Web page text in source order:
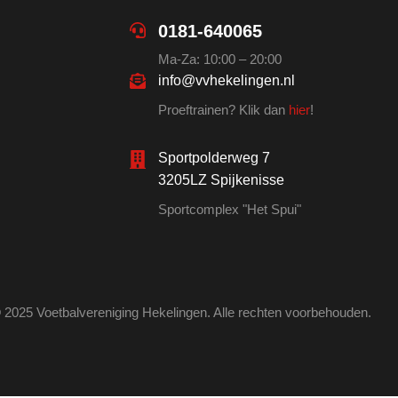
0181-640065
Ma-Za: 10:00 – 20:00
info@vvhekelingen.nl
Proeftrainen? Klik dan hier!
Sportpolderweg 7
3205LZ Spijkenisse
Sportcomplex "Het Spui"
Voetbalvereniging Hekelingen. Alle rechten voorbehouden.